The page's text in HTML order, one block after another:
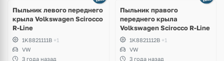
Пыльник левого переднего
крыла Volkswagen Scirocco
R-Line
1K8821111B +1
VW
3 года назад
Пыльник правого
переднего крыла
Volkswagen Scirocco R-Line
1K8821112B +1
VW
3 года назад